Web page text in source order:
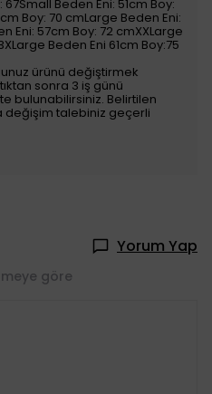
Beden Eni: 51cm Boy:
Boy: 70 cmLarge Beden Eni:
Eni: 57cm Boy: 72 cmXXLarge
Beden Eni 61cm Boy:75
ürünü değiştirmek
sonra 3 iş günü
bulunabilirsiniz. Belirtilen
değişim talebiniz geçerli
Yorum Yap
göre